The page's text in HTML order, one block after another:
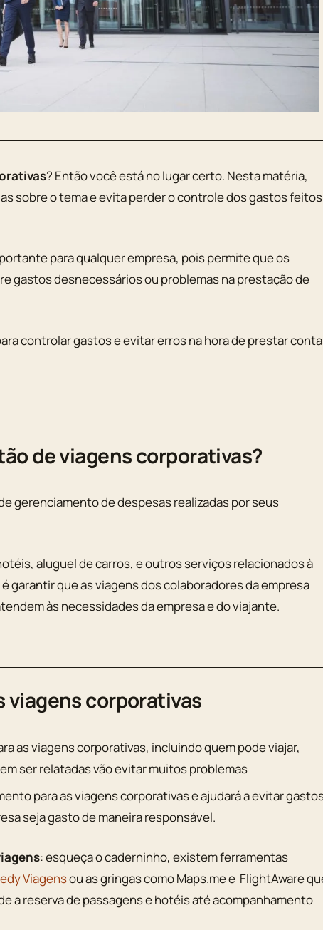
? Então você está no lugar certo. Nesta matéria,
sobre o tema e evita perder o controle dos gastos feitos
para qualquer empresa, pois permite que os
gastos desnecessários ou problemas na prestação de
controlar gastos e evitar erros na hora de prestar
de viagens corporativas?
gerenciamento de despesas realizadas por seus
aluguel de carros, e outros serviços relacionados à
garantir que as viagens dos colaboradores da empresa
às necessidades da empresa e do viajante.
viagens corporativas
as viagens corporativas, incluindo quem pode viajar,
ser relatadas vão evitar muitos problemas
para as viagens corporativas e ajudará a evitar
seja gasto de maneira responsável.
: esqueça o caderninho, existem ferramentas
Viagensou as gringas como Maps.me e FlightAware
a reserva de passagens e hotéis até acompanhamento